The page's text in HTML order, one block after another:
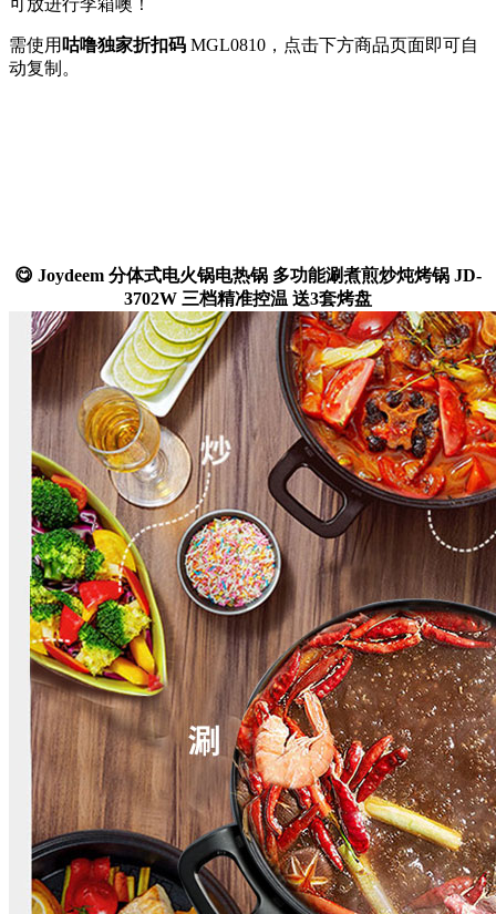
需使用 咕噜独家折扣码 MGL0810 ，点击下方商品页面即可自
动复制。
😋 Joydeem 分体式电火锅电热锅 多功能涮煮煎炒炖烤锅 JD-
3702W 三档精准控温 送3套烤盘